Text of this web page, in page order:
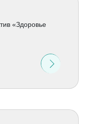
«Здоровье